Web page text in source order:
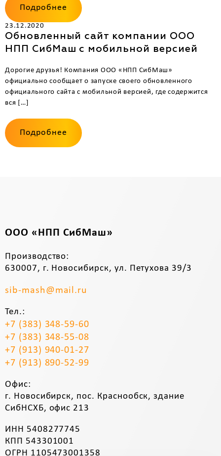
Подробнее
23.12.2020
Обновленный сайт компании ООО
НПП СибМаш с мобильной версией
Дорогие друзья! Компания ООО «НПП СибМаш»
официально сообщает о запуске своего обновленного
официального сайта с мобильной версией, где содержится
вся […]
Подробнее
ООО «НПП СибМаш»
Производство:
630007, г. Новосибирск, ул. Петухова 39/3
sib-mash@mail.ru
Тел.:
+7 (383) 348-59-60
+7 (383) 348-55-08
+7 (913) 940-01-27
+7 (913) 890-52-99
Офис:
г. Новосибирск, пос. Краснообск, здание
СибНСХБ, офис 213
ИНН 5408277745
КПП 543301001
ОГРН 1105473001358